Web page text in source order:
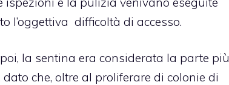
l’oggettiva difficoltà di accesso.
poi, la sentina era considerata la parte più
che, oltre al proliferare di colonie di